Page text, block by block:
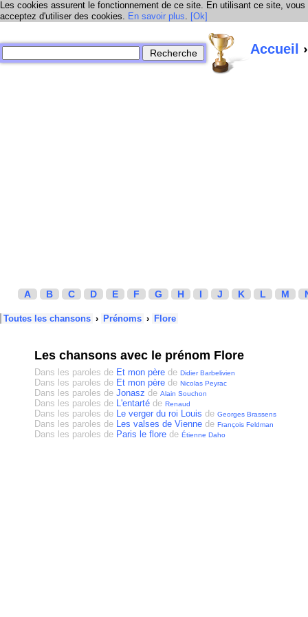
Les cookies assurent le fonctionnement de ce site. En utilisant ce site, vous
acceptez d'utiliser des cookies. En savoir plus. [Ok]
Accueil
A B C D E F G H I J K L M
Toutes les chansons › Prénoms › Flore
Les chansons avec le prénom Flore
Dans les paroles de Et mon père de Didier Barbelivien
Dans les paroles de Et mon père de Nicolas Peyrac
Dans les paroles de Jonasz de Alain Souchon
Dans les paroles de L'entarté de Renaud
Dans les paroles de Le verger du roi Louis de Georges Brassens
Dans les paroles de Les valses de Vienne de François Feldman
Dans les paroles de Paris le flore de Étienne Daho